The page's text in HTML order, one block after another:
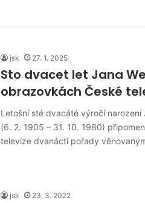
jsk 27. 1. 2025
Sto dvacet let Jana
obrazovkách České
Letošní sté dvacáté výročí narození
(6. 2. 1905 – 31. 10. 1980)
televize dvanácti pořady
jsk 23. 3. 2022